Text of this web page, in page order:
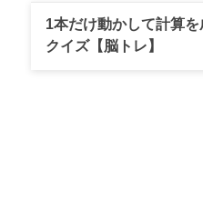
1本だけ動かして計算
クイズ【脳トレ】